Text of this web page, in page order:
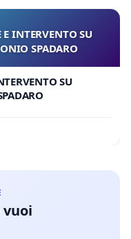
INTERVENTO SU
SPADARO
SU
vuoi